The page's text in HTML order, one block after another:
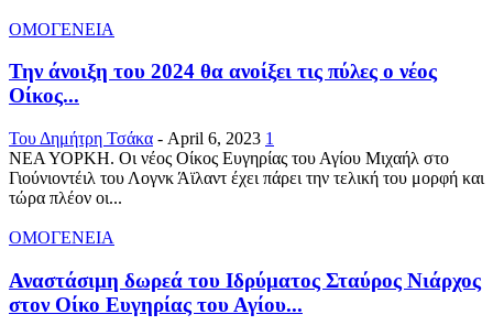
ΟΜΟΓΕΝΕΙΑ
Την άνοιξη του 2024 θα ανοίξει τις πύλες ο νέος
Οίκος...
Του Δημήτρη Τσάκα - April 6, 2023 1
ΝΕΑ ΥΟΡΚΗ. Οι νέος Οίκος Ευγηρίας του Αγίου Μιχαήλ στο
Γιούνιοντέιλ του Λογνκ Άϊλαντ έχει πάρει την τελική του μορφή και
τώρα πλέον οι...
ΟΜΟΓΕΝΕΙΑ
Αναστάσιμη δωρεά του Ιδρύματος Σταύρος Νιάρχος
στον Οίκο Ευγηρίας του Αγίου...